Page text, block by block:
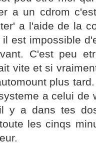
a un cdrom
a l'aide de la
il est impossible
C'est peu
vite et si
plus
a celui de
y a dans tes
les cinqs